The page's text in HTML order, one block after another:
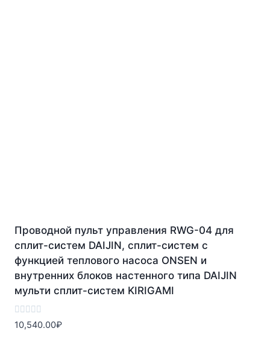
Проводной пульт управления RWG-04 для
сплит-систем DAIJIN, сплит-систем с
функцией теплового насоса ONSEN и
внутренних блоков настенного типа DAIJIN
мульти сплит-систем KIRIGAMI
Оценка
0
10,540.00₽